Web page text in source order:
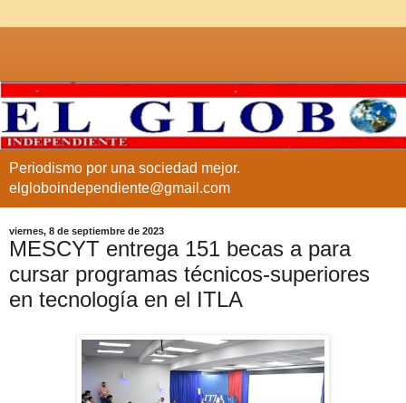
Periodismo por una sociedad mejor.
elgloboindependiente@gmail.com
viernes, 8 de septiembre de 2023
MESCYT entrega 151 becas a para
cursar programas técnicos-superiores
en tecnología en el ITLA